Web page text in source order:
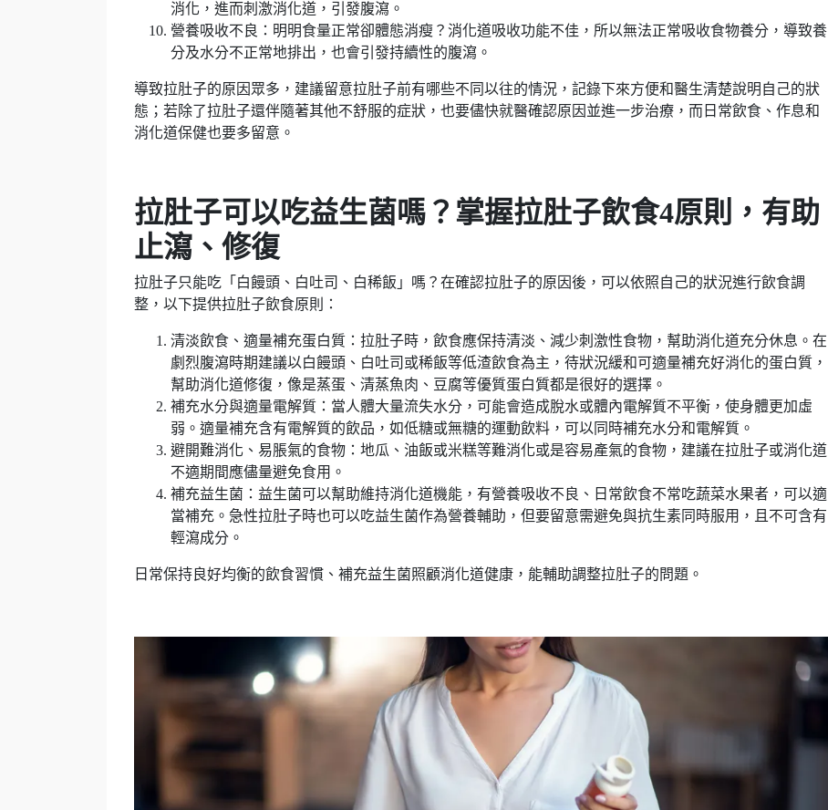
消化，進而刺激消化道，引發腹瀉。
營養吸收不良：明明食量正常卻體態消瘦？消化道吸收功能不佳，所以無法正常吸收食物養分，導致養
分及水分不正常地排出，也會引發持續性的腹瀉。
導致拉肚子的原因眾多，建議留意拉肚子前有哪些不同以往的情況，記錄下來方便和醫生清楚說明自己的狀
態；若除了拉肚子還伴隨著其他不舒服的症狀，也要儘快就醫確認原因並進一步治療，而日常飲食、作息和
消化道保健也要多留意。
拉肚子可以吃益生菌嗎？掌握拉肚子飲食4原則，有助
止瀉、修復
拉肚子只能吃「白饅頭、白吐司、白稀飯」嗎？在確認拉肚子的原因後，可以依照自己的狀況進行飲食調
整，以下提供拉肚子飲食原則：
清淡飲食、適量補充蛋白質：拉肚子時，飲食應保持清淡、減少刺激性食物，幫助消化道充分休息。在
劇烈腹瀉時期建議以白饅頭、白吐司或稀飯等低渣飲食為主，待狀況緩和可適量補充好消化的蛋白質，
幫助消化道修復，像是蒸蛋、清蒸魚肉、豆腐等優質蛋白質都是很好的選擇。
補充水分與適量電解質：當人體大量流失水分，可能會造成脫水或體內電解質不平衡，使身體更加虛
弱。適量補充含有電解質的飲品，如低糖或無糖的運動飲料，可以同時補充水分和電解質。
避開難消化、易脹氣的食物：地瓜、油飯或米糕等難消化或是容易產氣的食物，建議在拉肚子或消化道
不適期間應儘量避免食用。
補充益生菌：益生菌可以幫助維持消化道機能，有營養吸收不良、日常飲食不常吃蔬菜水果者，可以適
當補充。急性拉肚子時也可以吃益生菌作為營養輔助，但要留意需避免與抗生素同時服用，且不可含有
輕瀉成分。
日常保持良好均衡的飲食習慣、補充益生菌照顧消化道健康，能輔助調整拉肚子的問題。